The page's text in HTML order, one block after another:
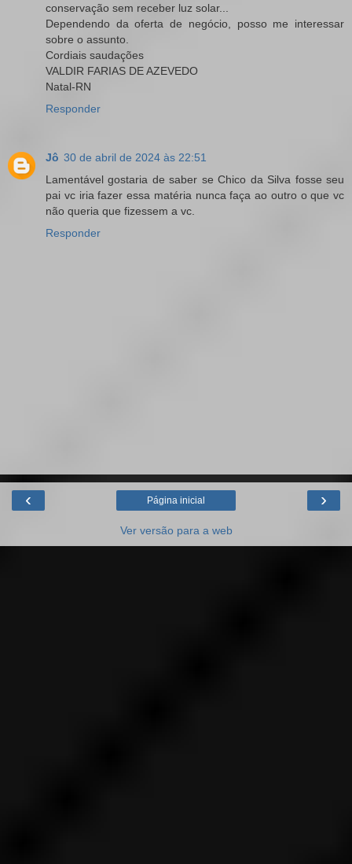
conservação sem receber luz solar...
Dependendo da oferta de negócio, posso me interessar
sobre o assunto.
Cordiais saudações
VALDIR FARIAS DE AZEVEDO
Natal-RN
Responder
Jô 30 de abril de 2024 às 22:51
Lamentável gostaria de saber se Chico da Silva fosse seu
pai vc iria fazer essa matéria nunca faça ao outro o que vc
não queria que fizessem a vc.
Responder
‹ ›
Página inicial
Ver versão para a web